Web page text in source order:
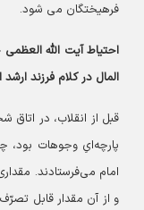
فرهیختگان می شود.
احتیاط آیت الله
المال در کلام فرزند
پارچه‌ایِ وجوهات بود،
امام می‌فرستادند.
و از آن مقدار قابل